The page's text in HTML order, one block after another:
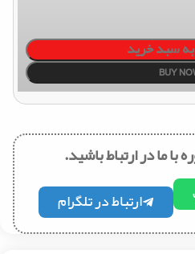
سبد خرید
BUY
با ما در ارتباط باشید.
ارتباط در تلگرام